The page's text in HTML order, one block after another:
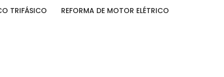
TRIFÁSICO REFORMA DE MOTOR ELÉTRICO